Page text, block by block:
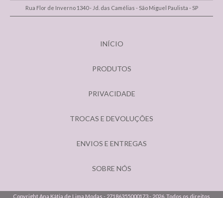
Rua Flor de Inverno 1340 - Jd. das Camélias - São Miguel Paulista - SP
INÍCIO
PRODUTOS
PRIVACIDADE
TROCAS E DEVOLUÇÕES
ENVIOS E ENTREGAS
SOBRE NÓS
Copyright Ana Kátia de Lima Modas - 27186355000173 - 2026. Todos os direitos